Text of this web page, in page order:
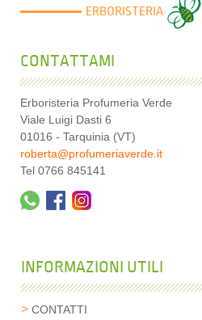
ERBORISTERIA
CONTATTAMI
Erboristeria Profumeria Verde
Viale Luigi Dasti 6
01016 - Tarquinia (VT)
roberta@profumeriaverde.it
Tel 0766 845141
INFORMAZIONI UTILI
CONTATTI